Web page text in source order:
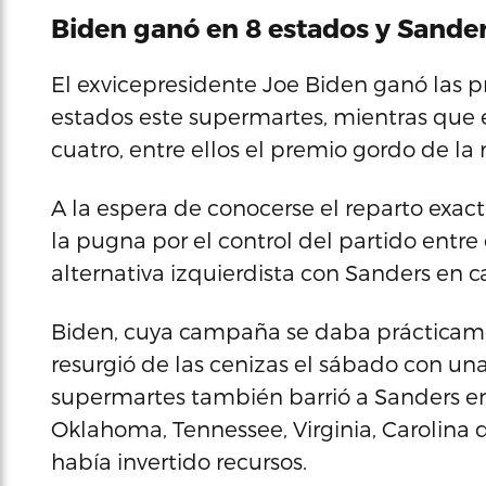
Biden ganó en 8 estados y
El exvicepresidente Joe Biden ganó las
estados este supermartes, mientras
cuatro, entre ellos el premio gordo de la
A la espera de conocerse el reparto
la pugna por el control del partido
alternativa izquierdista con Sanders en
Biden, cuya campaña se daba
resurgió de las cenizas el sábado con
supermartes también barrió a Sanders
Oklahoma, Tennessee, Virginia, Carolina
había invertido recursos.